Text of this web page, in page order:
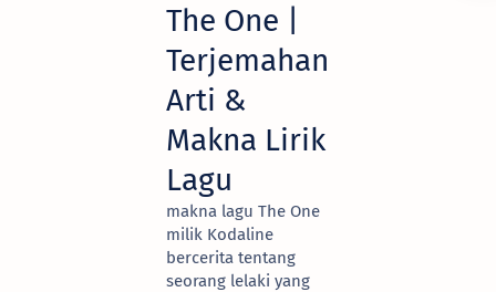
The One |
Terjemahan
Arti &
Makna Lirik
Lagu
makna lagu The One
milik Kodaline
bercerita tentang
seorang lelaki yang